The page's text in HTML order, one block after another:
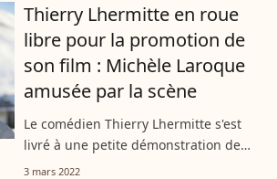
Thierry Lhermitte en roue
libre pour la promotion de
son film : Michèle Laroque
amusée par la scène
Le comédien Thierry Lhermitte s'est
livré à une petite démonstration de
danse sous les yeux de sa partenaire à
3 mars 2022